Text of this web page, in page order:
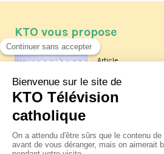
KTO vous propose
Article
Les reportages
La visite
XIV à Assise à
jeudi 6 août